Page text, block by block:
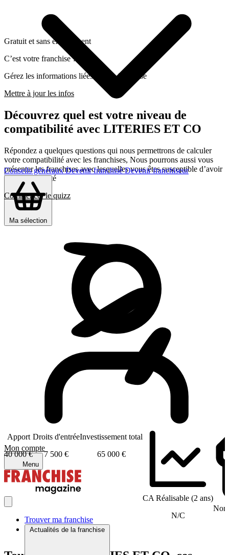
Conseils générauxDevenir franchiséDevenir franchiseur
Ma sélection
Mon compte
Menu
Trouver ma franchise
Actualités de la franchise
Gratuit et sans engagement
C’est votre franchise ?
Gérez les informations liées a cette franchise
Mettre à jour les infos
Découvrez quel est votre niveau de
compatibilité avec LITERIES ET CO
Répondez a quelques questions qui nous permettrons de calculer
votre compatibilité avec les franchises, Nous pourrons aussi vous
présenter les franchises avec lesquelles vous êtes susceptible d’avoir
le plus d’affinité
Commencer le quizz
Apport
40 000 €
Droits d'entrée
7 500 €
Investissement total
65 000 €
CA Réalisable (2 ans)
N/C